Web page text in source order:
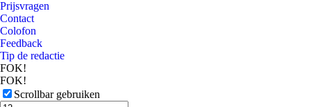
Prijsvragen
Contact
Colofon
Feedback
Tip de redactie
FOK!
FOK!
Scrollbar gebruiken